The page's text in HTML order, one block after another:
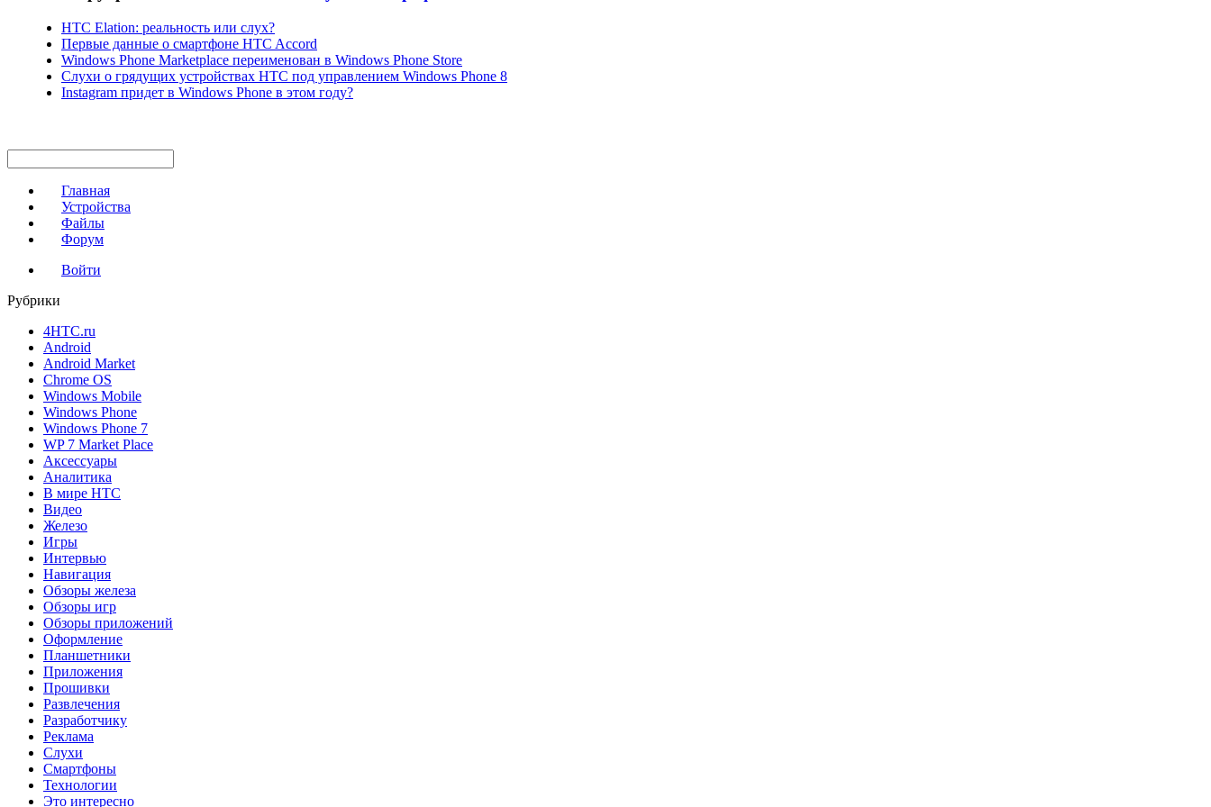
HTC Elation: реальность или слух?
Первые данные о смартфоне HTC Accord
Windows Phone Marketplace переименован в Windows Phone Store
Слухи о грядущих устройствах HTC под управлением Windows Phone 8
Instagram придет в Windows Phone в этом году?
Главная
Устройства
Файлы
Форум
Войти
Рубрики
4HTC.ru
Android
Android Market
Chrome OS
Windows Mobile
Windows Phone
Windows Phone 7
WP 7 Market Place
Аксессуары
Аналитика
В мире HTC
Видео
Железо
Игры
Интервью
Навигация
Обзоры железа
Обзоры игр
Обзоры приложений
Оформление
Планшетники
Приложения
Прошивки
Развлечения
Разработчику
Реклама
Слухи
Смартфоны
Технологии
Это интересно